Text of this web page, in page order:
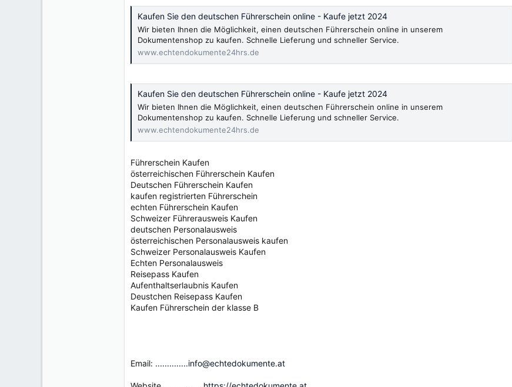
Kaufen Sie den deutschen Führerschein online - Kaufe jetzt 2024
Wir bieten Ihnen die Möglichkeit, einen deutschen Führerschein online in unserem
Dokumentenshop zu kaufen. Schnelle Lieferung und schneller Service.
www.echtendokumente24hrs.de
Kaufen Sie den deutschen Führerschein online - Kaufe jetzt 2024
Wir bieten Ihnen die Möglichkeit, einen deutschen Führerschein online in unserem
Dokumentenshop zu kaufen. Schnelle Lieferung und schneller Service.
www.echtendokumente24hrs.de
Führerschein Kaufen
österreichischen Führerschein Kaufen
Deutschen Führerschein Kaufen
kaufen registrierten Führerschein
echten Führerschein Kaufen
Schweizer Führerausweis Kaufen
deutschen Personalausweis
österreichischen Personalausweis kaufen
Schweizer Personalausweis Kaufen
Echten Personalausweis
Reisepass Kaufen
Aufenthaltserlaubnis Kaufen
Deustchen Reisepass Kaufen
Kaufen Führerschein der klasse B
Email: ..............info@echtedokumente.at